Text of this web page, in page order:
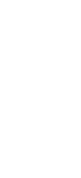
fournies par le vendeur
Leur disponibilité, leur
des vendeurs
lors de l’ouverture du
von 1949